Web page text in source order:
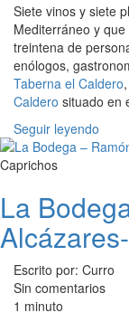
Siete vinos y siete
Mediterráneo y
treintena de
enólogos,
Taberna el Caldero
Caldero situado en
Seguir leyendo
Caprichos
La
Escrito por: Curro
Sin comentarios
1 minuto